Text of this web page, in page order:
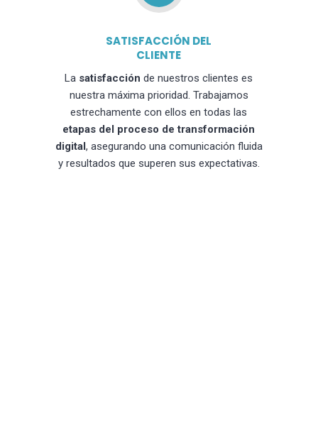
SATISFACCIÓN DEL
CLIENTE
La satisfacción de nuestros clientes es
nuestra máxima prioridad. Trabajamos
estrechamente con ellos en todas las
etapas del proceso de transformación
digital, asegurando una comunicación fluida
y resultados que superen sus expectativas.